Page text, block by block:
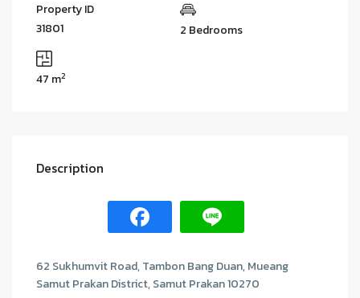
Property ID
31801
2 Bedrooms
47 m2
Description
62 Sukhumvit Road, Tambon Bang Duan, Mueang
Samut Prakan District, Samut Prakan 10270